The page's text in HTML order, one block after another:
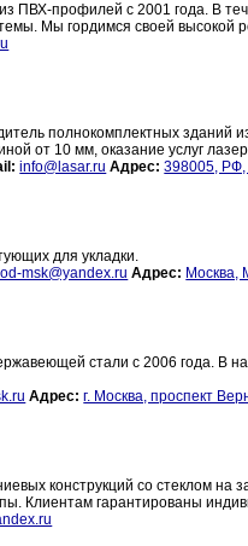
ПВХ-профилей с 2001 года. В
Мы гордимся своей высокой
полнокомплектных зданий
от 10 мм, оказание услуг
info@lasar.ru Адрес: 398005, РФ,
для укладки.
msk@yandex.ru Адрес: Москва,
стали с 2006 года. В
Адрес: г. Москва, проспект
конструкций со стеклом на
Клиентам гарантированы